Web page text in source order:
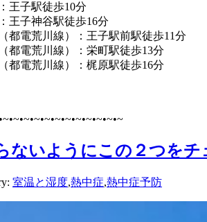
王子駅徒歩10分
王子神谷駅徒歩16分
都電荒川線）：王子駅前駅徒歩11分
都電荒川線）：栄町駅徒歩13分
都電荒川線）：梶原駅徒歩16分
ないようにこの２つをチ
室温と湿度,熱中症,熱中症予防